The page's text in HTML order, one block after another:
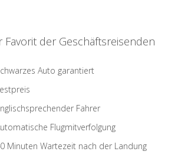
Favorit der Geschäftsreisenden
Auto garantiert
Fahrer
Flugmitverfolgung
Minuten Wartezeit nach der Landung